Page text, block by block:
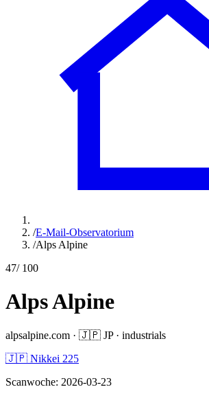
/E-Mail-Observatorium
/Alps Alpine
47/ 100
Alps Alpine
alpsalpine.com · 🇯🇵 JP· industrials
🇯🇵 Nikkei 225
Scanwoche: 2026-03-23